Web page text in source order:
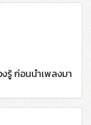
รู้ ก่อนนำเพลงมา